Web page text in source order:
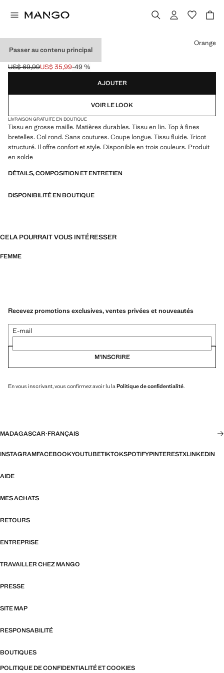
Passer au contenu principal
TOP MAILLE LIN
Prix initial barré [US$ 69,99 ]
US$ 69,99
Prix actuel [US$ 35,99 ]
US$ 35,99-49 %
Choisissez une couleur
Orange
AJOUTER
VOIR LE LOOK
LIVRAISON GRATUITE EN BOUTIQUE
Tissu en grosse maille. Matières durables. Tissu en lin. Top à fines
bretelles. Col rond. Sans coutures. Coupe longue. Tissu fluide. Tricot
structuré. Il offre confort et style. Disponible en trois couleurs. Produit
en solde
DÉTAILS, COMPOSITION ET ENTRETIEN
DISPONIBILITÉ EN BOUTIQUE
CELA POURRAIT VOUS INTÉRESSER
FEMME
Recevez promotions exclusives, ventes privées et nouveautés
E-mail
M’INSCRIRE
En vous inscrivant, vous confirmez avoir lu la Politique de confidentialité.
MADAGASCAR·FRANÇAIS
INSTAGRAMFACEBOOKYOUTUBETIKTOKSPOTIFYPINTERESTXLINKEDIN
AIDE
MES ACHATS
RETOURS
ENTREPRISE
TRAVAILLER CHEZ MANGO
PRESSE
SITE MAP
RESPONSABILITÉ
BOUTIQUES
POLITIQUE DE CONFIDENTIALITÉ ET COOKIES